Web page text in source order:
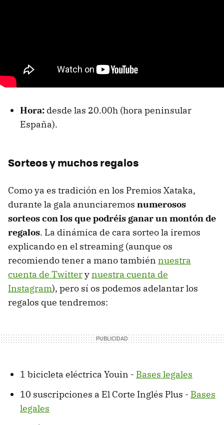
Hora: desde las 20.00h (hora peninsular
España).
Sorteos y muchos regalos
Como ya es tradición en los Premios Xataka,
durante la gala anunciaremos numerosos
sorteos con los que podréis ganar un montón de
regalos. La dinámica de cara sorteo la iremos
explicando en el streaming (aunque os
recomiendo tener a mano también nuestra
cuenta de Twitterynuestra cuenta de
Instagram), pero sí os podemos adelantar los
regalos que tendremos:
1 bicicleta eléctrica Youin - Bases legales
10 suscripciones a El Corte Inglés Plus - Bases
legales